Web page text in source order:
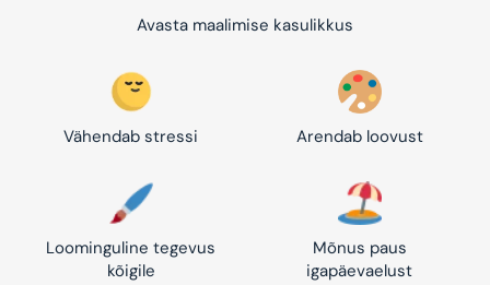
Avasta maalimise kasulikkus
Vähendab stressi Arendab loovust
Loominguline tegevus
kõigile
Mõnus paus
igapäevaelust